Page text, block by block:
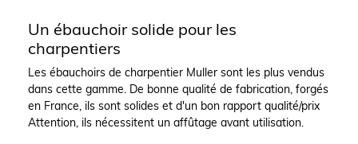
Un ébauchoir solide pour les
charpentiers
Les ébauchoirs de charpentier Muller sont les plus vendus
dans cette gamme. De bonne qualité de fabrication, forgés
en France, ils sont solides et d'un bon rapport qualité/prix
Attention, ils nécessitent un affûtage avant utilisation.